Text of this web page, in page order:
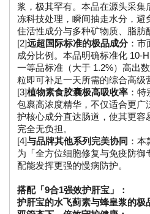
浆，极其罕有。本品在源头采集
冻科技处理，瞬间抽走水分，避
住活性成分与多种矿物质、脂肪
[2]远超国际标准的极品成分 ：
成分比例。本品明确标准化 10-
一等品标准（大于 1.2%）高出
粒即可补足一天所需的综合高级
[3]植物素食胶囊极高吸收率 ：
包裹高浓度精华，不仅适合更广
护核心成分直达肠道，使其更容
完全无负担。
[4]与品牌其他系列完美协同 ：
为「全方位细胞修复与免疫防御
配能发挥更强的慢病防护。
搭配「9合1强效护肝宝」：
护肝宝的水飞蓟素与蜂皇浆的